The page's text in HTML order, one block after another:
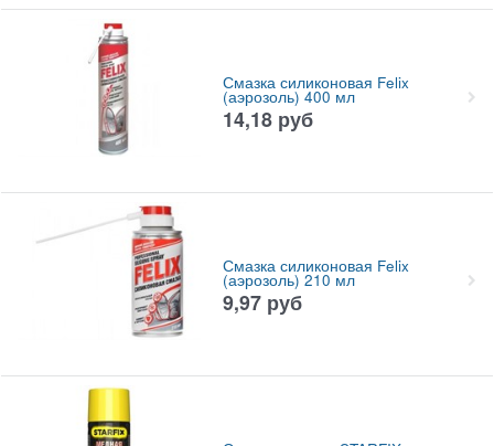
Смазка силиконовая Felix
(аэрозоль) 400 мл
14,18 руб
Смазка силиконовая Felix
(аэрозоль) 210 мл
9,97 руб